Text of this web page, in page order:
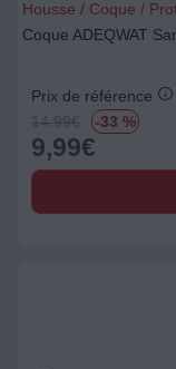
Housse / Coque /
Coque ADEQWAT
Prix de référence
14.99€ -33 %
9,99€